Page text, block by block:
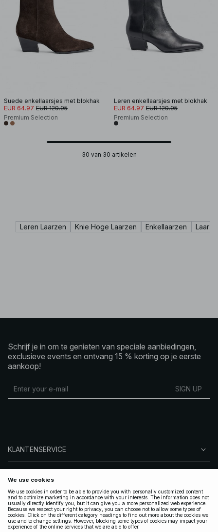
Suede enkellaarsjes met blokhak
EUR 64.97 EUR 129.95
Premium Selection
Leren enkellaarsjes met blokhak
EUR 64.97 EUR 129.95
Premium Selection
30 van 30 artikelen
Leren Laarzen Knie Hoge Laarzen Enkellaarzen
Schrijf je in om te genieten van speciale aanbiedingen,
exclusieve events en ontvang 15 % korting op je eerste
aankoop!
SIGN UP
KLANTENSERVICE
VOLG ONS
LEGAAL